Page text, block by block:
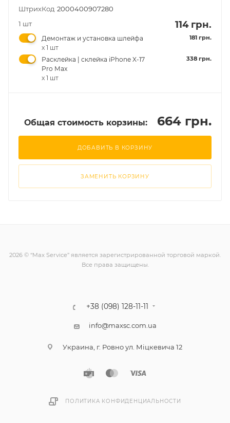
ШтрихКод 2000400907280
1 шт
114 грн.
Демонтаж и установка шлейфа
x 1 шт
181 грн.
Расклейка | склейка iPhone X-17
Pro Max
x 1 шт
338 грн.
Общая стоимость корзины: 664 грн.
ДОБАВИТЬ В КОРЗИНУ
ЗАМЕНИТЬ КОРЗИНУ
2026 © “Max Service” является зарегистрированной торговой маркой.
Все права защищены.
+38 (098) 128-11-11
info@maxsc.com.ua
Украина, г. Ровно ул. Міцкевича 12
ПОЛИТИКА КОНФИДЕНЦИАЛЬНОСТИ